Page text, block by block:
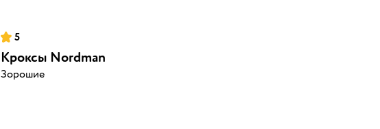
5
Кроксы Nordman
Зорошие